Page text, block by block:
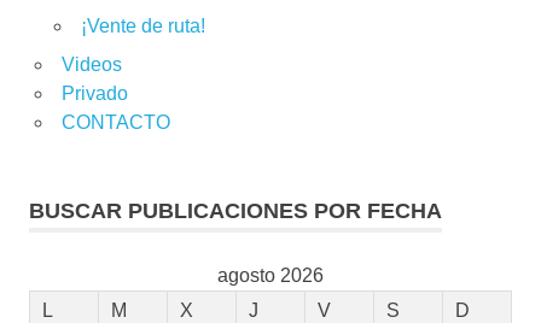
¡Vente de ruta!
Videos
Privado
CONTACTO
BUSCAR PUBLICACIONES POR FECHA
agosto 2026
L
M X J V S
D